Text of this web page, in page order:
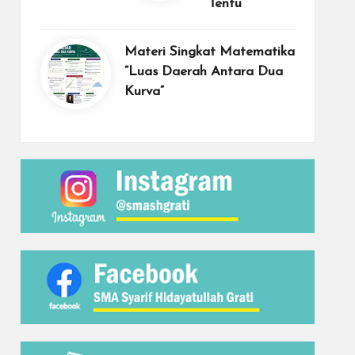
Tentu”
Materi Singkat Matematika
“Luas Daerah Antara Dua
Kurva”